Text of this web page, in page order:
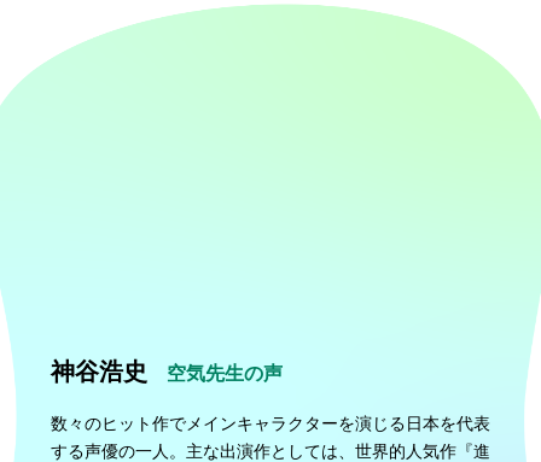
神谷浩史 空気先生の声
数々のヒット作でメインキャラクターを演じる日本を代表
する声優の一人。主な出演作としては、世界的人気作『進